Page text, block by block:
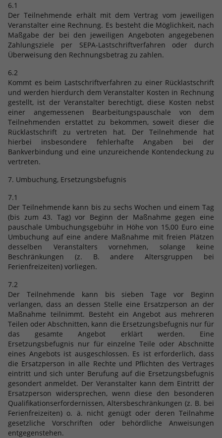
6.1
Der Teilnehmende erhält mit dem Vertrag vom jeweiligen
Veranstalter eine Rechnung. Es besteht die Möglichkeit, nach
Maßgabe der bei den jeweiligen Angeboten angegebenen
Zahlungsziele per SEPA-Lastschriftverfahren oder durch
Überweisung den Rechnungsbetrag zu zahlen.
6.2
Kommt es beim Lastschriftverfahren zu einer Rücklastschrift
und werden hierdurch dem Veranstalter Kosten in Rechnung
gestellt, ist der Veranstalter berechtigt, diese Kosten nebst
einer angemessenen Bearbeitungspauschale von dem
Teilnehmenden erstattet zu bekommen, soweit dieser die
Rücklastschrift zu vertreten hat. Der Teilnehmende hat
hierbei insbesondere fehlerhafte Angaben bei der
Bankverbindung und eine unzureichende Kontendeckung zu
vertreten.
7. Umbuchung, Ersetzungsbefugnis
7.1
Der Teilnehmende kann bis zu sechs Wochen und einem Tag
(bis zum 43. Tag) vor Beginn der Maßnahme gegen eine
pauschale Umbuchungsgebühr in Höhe von 15,00 Euro eine
Umbuchung auf eine andere Maßnahme mit freien Plätzen
desselben Veranstalters vornehmen, solange keine
Beschränkungen (z. B. andere Altersgruppen bei
Ferienfreizeiten) vorliegen.
7.2
Der Teilnehmende kann bis sieben Tage vor Beginn
verlangen, dass an dessen Stelle eine Ersatzperson an der
Maßnahme teilnimmt. Besteht ein Angebot aus mehreren
Teilen oder Abschnitten, kann die Ersetzungsbefugnis nur für
das gesamte Angebot erklärt werden. Eine
Ersetzungsbefugnis nur für einzelne Teile oder Abschnitte
eines Angebots ist ausgeschlossen. Es ist erforderlich, dass
die Ersatzperson in alle Rechte und Pflichten des Vertrages
eintritt und sich unter Berufung auf die Ersetzungsbefugnis
gesondert anmeldet. Der Veranstalter kann dem Eintritt der
Ersatzperson widersprechen, wenn diese den besonderen
Qualifikationserfordernissen, Altersbeschränkungen (z. B. bei
Ferienfreizeiten) o. ä. nicht genügt oder deren Teilnahme
gesetzliche Vorschriften oder behördliche Anweisungen
entgegenstehen.